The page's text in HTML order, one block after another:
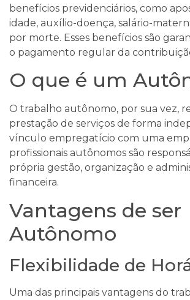
benefícios previdenciários, como
idade, auxílio-doença, salário-
por morte. Esses benefícios são
o pagamento regular da
O que é um
O trabalho autônomo, por sua vez,
prestação de serviços de forma
vínculo empregatício com uma
profissionais autônomos são
própria gestão, organização e
financeira.
Vantagens de ser
Autônomo
Flexibilidade de
Uma das principais vantagens do